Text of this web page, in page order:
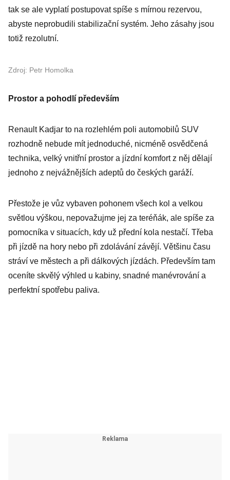
tak se ale vyplatí postupovat spíše s mírnou rezervou,
abyste neprobudili stabilizační systém. Jeho zásahy jsou
totiž rezolutní.
Zdroj: Petr Homolka
Prostor a pohodlí především
Renault Kadjar to na rozlehlém poli automobilů SUV
rozhodně nebude mít jednoduché, nicméně osvědčená
technika, velký vnitřní prostor a jízdní komfort z něj dělají
jednoho z nejvážnějších adeptů do českých garáží.
Přestože je vůz vybaven pohonem všech kol a velkou
světlou výškou, nepovažujme jej za teréňák, ale spíše za
pomocníka v situacích, kdy už přední kola nestačí. Třeba
při jízdě na hory nebo při zdolávání závějí. Většinu času
stráví ve městech a při dálkových jízdách. Především tam
oceníte skvělý výhled u kabiny, snadné manévrování a
perfektní spotřebu paliva.